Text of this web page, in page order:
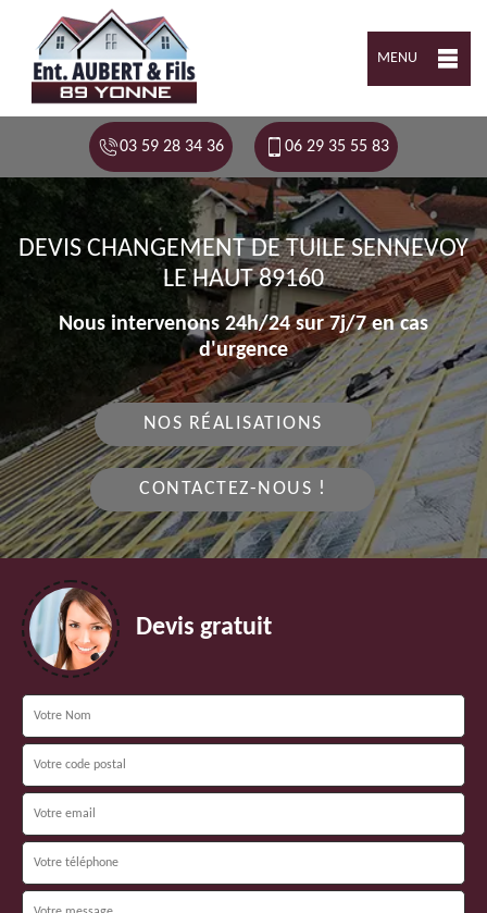
MENU
03 59 28 34 36 06 29 35 55 83
DEVIS CHANGEMENT DE TUILE SENNEVOY
LE HAUT 89160
Nous intervenons 24h/24 sur 7j/7 en cas
d'urgence
NOS RÉALISATIONS
CONTACTEZ-NOUS !
Devis gratuit